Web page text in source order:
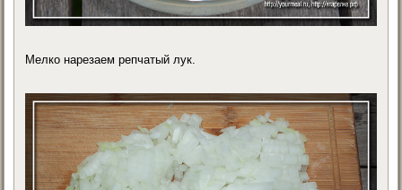
Мелко нарезаем репчатый лук.